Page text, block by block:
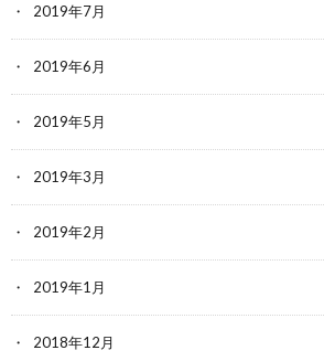
2019年7月
2019年6月
2019年5月
2019年3月
2019年2月
2019年1月
2018年12月